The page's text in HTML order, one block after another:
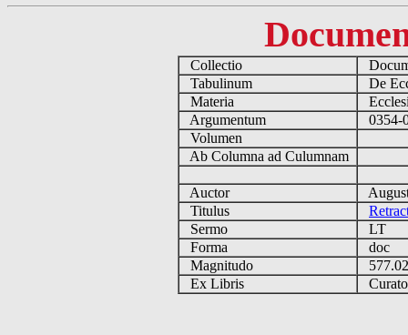
Collectio
Tabulinum
De
Materia
Argumentum
0354-
Volumen
Ab Columna ad Culumnam
Auctor
Titulus
Sermo
LT
Forma
doc
Magnitudo
Ex Libris